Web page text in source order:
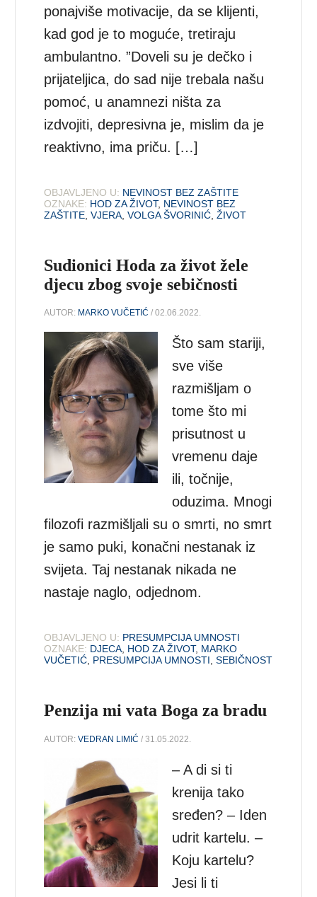
ponajviše motivacije, da se klijenti,
kad god je to moguće, tretiraju
ambulantno. ”Doveli su je dečko i
prijateljica, do sad nije trebala našu
pomoć, u anamnezi ništa za
izdvojiti, depresivna je, mislim da je
reaktivno, ima priču. […]
OBJAVLJENO U: NEVINOST BEZ ZAŠTITE
OZNAKE: HOD ZA ŽIVOT, NEVINOST BEZ
ZAŠTITE ,VJERA ,VOLGA ŠVORINIĆ ,ŽIVOT
Sudionici Hoda za život žele
djecu zbog svoje sebičnosti
AUTOR: MARKO VUČETIĆ / 02.06.2022.
Što sam stariji,
sve više
razmišljam o
tome što mi
prisutnost u
vremenu daje
ili, točnije,
oduzima. Mnogi
filozofi razmišljali su o smrti, no smrt
je samo puki, konačni nestanak iz
svijeta. Taj nestanak nikada ne
nastaje naglo, odjednom.
OBJAVLJENO U: PRESUMPCIJA UMNOSTI
OZNAKE: DJECA, HOD ZA ŽIVOT, MARKO
VUČETIĆ, PRESUMPCIJA UMNOSTI,SEBIČNOST
Penzija mi vata Boga za bradu
AUTOR:VEDRAN LIMIĆ / 31.05.2022.
– A di si ti
krenija tako
sređen? – Iden
udrit kartelu. –
Koju kartelu?
Jesi li ti